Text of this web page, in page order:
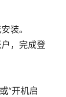
装。
，完成登
“开机启